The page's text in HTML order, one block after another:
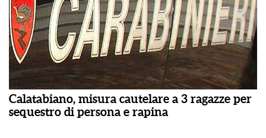
Calatabiano, misura cautelare a 3 ragazze per
sequestro di persona e rapina